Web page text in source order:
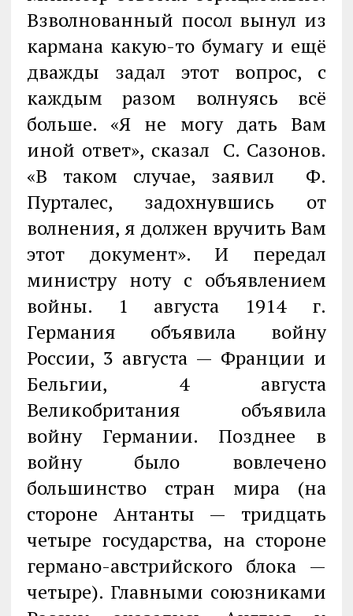
Взволнованный посол вынул из
кармана какую-то бумагу и ещё
дважды задал этот вопрос, с
каждым разом волнуясь всё
больше. «Я не могу дать Вам
иной ответ», сказал С. Сазонов.
«В таком случае, заявил Ф.
Пурталес, задохнувшись от
волнения, я должен вручить Вам
этот документ». И передал
министру ноту с объявлением
войны. 1 августа 1914 г.
Германия объявила войну
России, 3 августа — Франции и
Бельгии, 4 августа
Великобритания объявила
войну Германии. Позднее в
войну было вовлечено
большинство стран мира (на
стороне Антанты — тридцать
четыре государства, на стороне
германо-австрийского блока —
четыре). Главными союзниками